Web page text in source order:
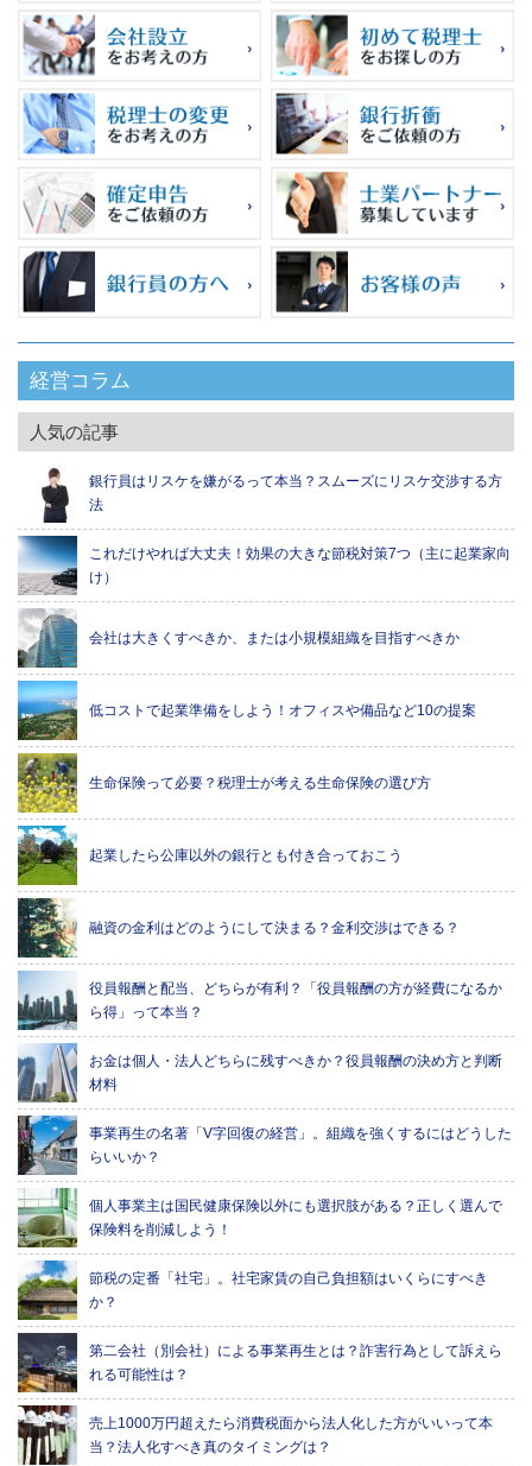
経営コラム
人気の記事
銀行員はリスケを嫌がるって本当？スムーズにリスケ交渉する方
法
これだけやれば大丈夫！効果の大きな節税対策7つ（主に起業家向
け）
会社は大きくすべきか、または小規模組織を目指すべきか
低コストで起業準備をしよう！オフィスや備品など10の提案
生命保険って必要？税理士が考える生命保険の選び方
起業したら公庫以外の銀行とも付き合っておこう
融資の金利はどのようにして決まる？金利交渉はできる？
役員報酬と配当、どちらが有利？「役員報酬の方が経費になるか
ら得」って本当？
お金は個人・法人どちらに残すべきか？役員報酬の決め方と判断
材料
事業再生の名著「V字回復の経営」。組織を強くするにはどうした
らいいか？
個人事業主は国民健康保険以外にも選択肢がある？正しく選んで
保険料を削減しよう！
節税の定番「社宅」。社宅家賃の自己負担額はいくらにすべき
か？
第二会社（別会社）による事業再生とは？詐害行為として訴えら
れる可能性は？
売上1000万円超えたら消費税面から法人化した方がいいって本
当？法人化すべき真のタイミングは？